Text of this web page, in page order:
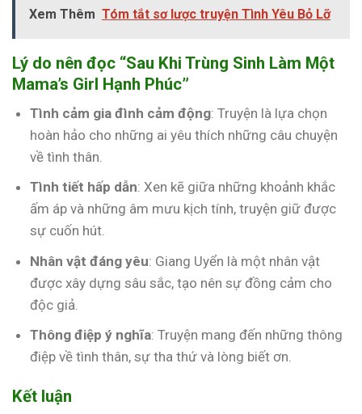
Xem Thêm Tóm tắt sơ lược truyện Tình Yêu Bỏ Lỡ
Lý do nên đọc “Sau Khi Trùng Sinh Làm Một
Mama’s Girl Hạnh Phúc”
Tình cảm gia đình cảm động: Truyện là lựa chọn
hoàn hảo cho những ai yêu thích những câu chuyện
về tình thân.
Tình tiết hấp dẫn: Xen kẽ giữa những khoảnh khắc
ấm áp và những âm mưu kịch tính, truyện giữ được
sự cuốn hút.
Nhân vật đáng yêu: Giang Uyển là một nhân vật
được xây dựng sâu sắc, tạo nên sự đồng cảm cho
độc giả.
Thông điệp ý nghĩa: Truyện mang đến những thông
điệp về tình thân, sự tha thứ và lòng biết ơn.
Kết luận